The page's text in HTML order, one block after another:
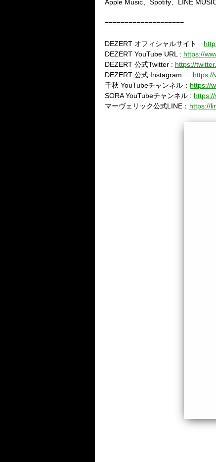
Apple Music
Spotify LINE
====================
DEZERT オフィシャルサイト
DEZERT YouTube URL : https://
DEZERT 公式Twitter : https://
DEZERT 公式 Instagram : https://
千秋 YouTubeチャンネル： https://
SORA YouTubeチャンネル :
マーヴェリック公式LINE ： https://